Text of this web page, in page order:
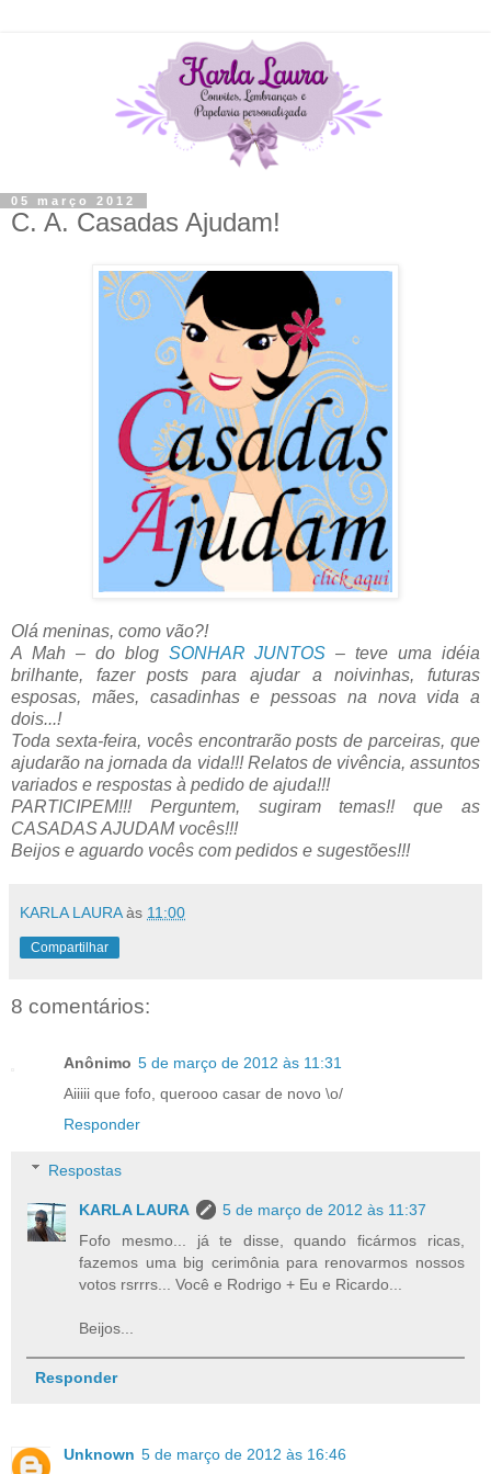
05 março 2012
C. A. Casadas Ajudam!
Olá meninas, como vão?!
A Mah – do blog SONHAR JUNTOS – teve uma idéia
brilhante, fazer posts para ajudar a noivinhas, futuras
esposas, mães, casadinhas e pessoas na nova vida a
dois...!
Toda sexta-feira, vocês encontrarão posts de parceiras, que
ajudarão na jornada da vida!!! Relatos de vivência, assuntos
variados e respostas à pedido de ajuda!!!
PARTICIPEM!!! Perguntem, sugiram temas!! que as
CASADAS AJUDAM vocês!!!
Beijos e aguardo vocês com pedidos e sugestões!!!
KARLA LAURA às 11:00
Compartilhar
8 comentários:
Anônimo 5 de março de 2012 às 11:31
Aiiiii que fofo, querooo casar de novo \o/
Responder
Respostas
KARLA LAURA
5 de março de 2012 às 11:37
Fofo mesmo... já te disse, quando ficármos ricas,
fazemos uma big cerimônia para renovarmos nossos
votos rsrrrs... Você e Rodrigo + Eu e Ricardo...
Beijos...
Responder
Unknown 5 de março de 2012 às 16:46